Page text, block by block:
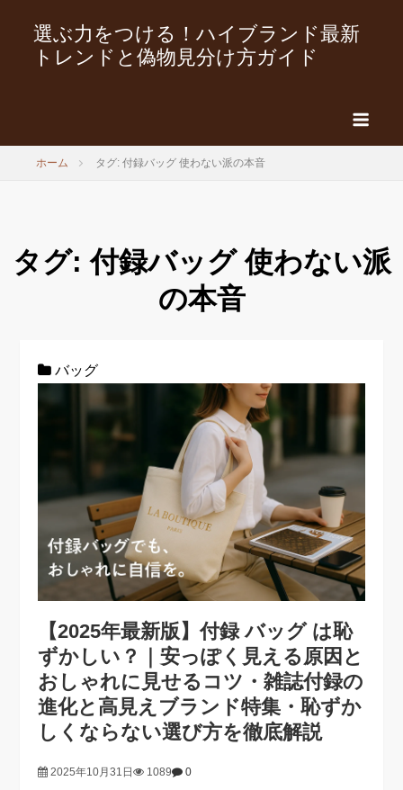
選ぶ力をつける！ハイブランド最新
トレンドと偽物見分け方ガイド
ホーム タグ: 付録バッグ 使わない派の本音
タグ:付録バッグ 使わない派
の本音
バッグ
【2025年最新版】付録 バッグ は恥
ずかしい？｜安っぽく見える原因と
おしゃれに見せるコツ・雑誌付録の
進化と高見えブランド特集・恥ずか
しくならない選び方を徹底解説
2025年10月31日 1089
0